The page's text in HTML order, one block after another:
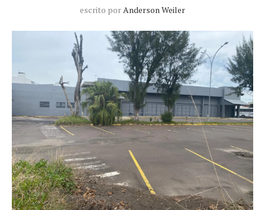
escrito porAnderson Weiler